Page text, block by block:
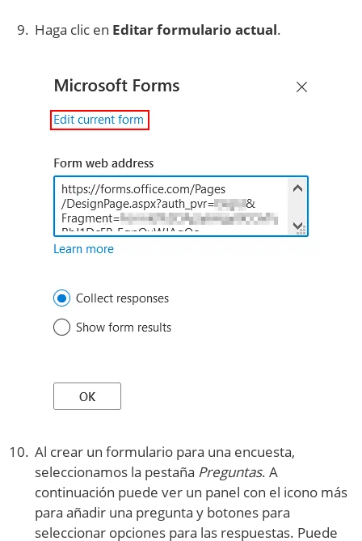
Haga clic en Editar formulario actual.
Al crear un formulario para una encuesta,
seleccionamos la pestaña Preguntas. A
continuación puede ver un panel con el icono más
para añadir una pregunta y botones para
seleccionar opciones para las respuestas. Puede